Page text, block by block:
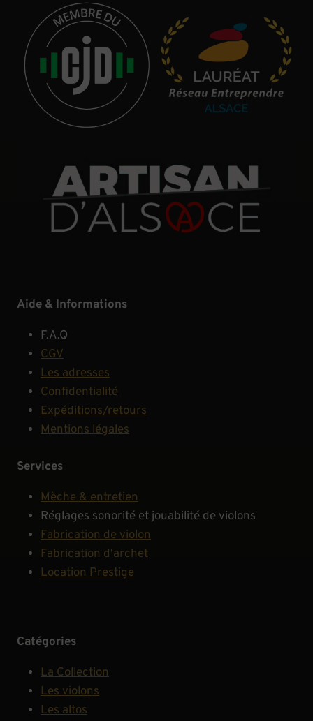
Aide & Informations
F.A.Q
CGV
Les adresses
Confidentialité
Expéditions/retours
Mentions légales
Services
Mèche & entretien
Réglages sonorité et jouabilité de violons
Fabrication de violon
Fabrication d'archet
Location Prestige
Catégories
La Collection
Les violons
Les altos